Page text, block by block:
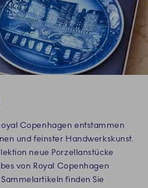
Copenhagen entstammen
und feinster Handwerkskunst.
neue Porzellanstücke
von Royal Copenhagen
finden Sie